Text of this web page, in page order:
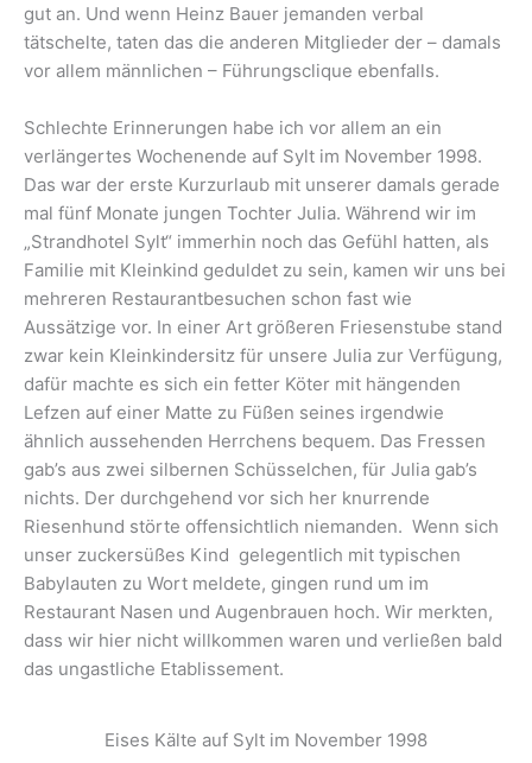
gut an. Und wenn Heinz Bauer jemanden verbal
tätschelte, taten das die anderen Mitglieder der – damals
vor allem männlichen – Führungsclique ebenfalls.
Schlechte Erinnerungen habe ich vor allem an ein
verlängertes Wochenende auf Sylt im November 1998.
Das war der erste Kurzurlaub mit unserer damals gerade
mal fünf Monate jungen Tochter Julia. Während wir im
„Strandhotel Sylt“ immerhin noch das Gefühl hatten, als
Familie mit Kleinkind geduldet zu sein, kamen wir uns bei
mehreren Restaurantbesuchen schon fast wie
Aussätzige vor. In einer Art größeren Friesenstube stand
zwar kein Kleinkindersitz für unsere Julia zur Verfügung,
dafür machte es sich ein fetter Köter mit hängenden
Lefzen auf einer Matte zu Füßen seines irgendwie
ähnlich aussehenden Herrchens bequem. Das Fressen
gab’s aus zwei silbernen Schüsselchen, für Julia gab’s
nichts. Der durchgehend vor sich her knurrende
Riesenhund störte offensichtlich niemanden. Wenn sich
unser zuckersüßes Kind gelegentlich mit typischen
Babylauten zu Wort meldete, gingen rund um im
Restaurant Nasen und Augenbrauen hoch. Wir merkten,
dass wir hier nicht willkommen waren und verließen bald
das ungastliche Etablissement.
Eises Kälte auf Sylt im November 1998